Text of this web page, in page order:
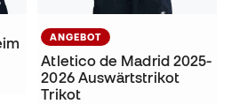
ANGEBOT
Atletico de Madrid 2025-
2026 Auswärtstrikot
Trikot